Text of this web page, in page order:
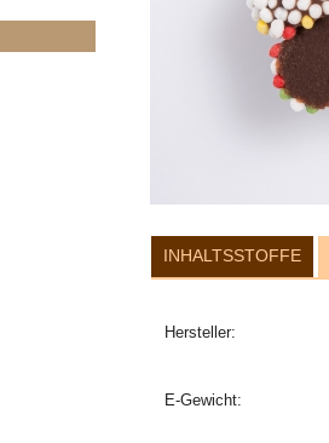
INHALTSSTOFFE
Hersteller:
E-Gewicht: